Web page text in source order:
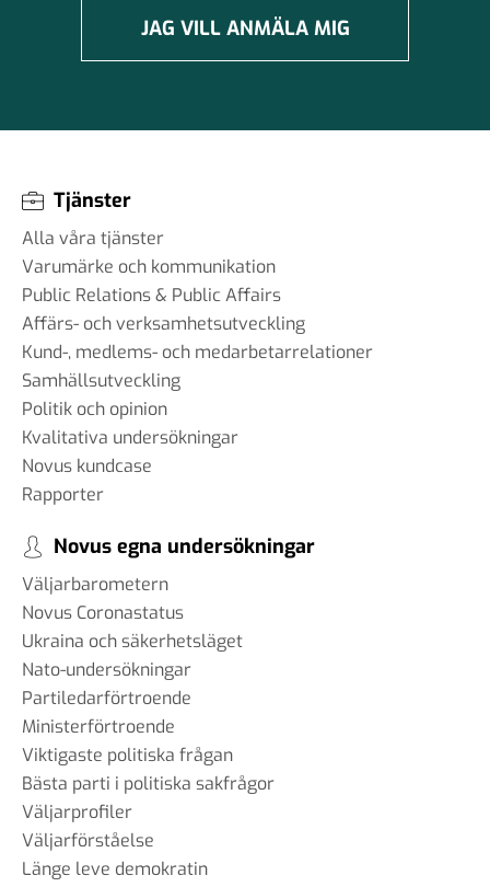
JAG VILL ANMÄLA MIG
Tjänster
Alla våra tjänster
Varumärke och kommunikation
Public Relations & Public Affairs
Affärs- och verksamhetsutveckling
Kund-, medlems- och medarbetarrelationer
Samhällsutveckling
Politik och opinion
Kvalitativa undersökningar
Novus kundcase
Rapporter
Novus egna undersökningar
Väljarbarometern
Novus Coronastatus
Ukraina och säkerhetsläget
Nato-undersökningar
Partiledarförtroende
Ministerförtroende
Viktigaste politiska frågan
Bästa parti i politiska sakfrågor
Väljarprofiler
Väljarförståelse
Länge leve demokratin